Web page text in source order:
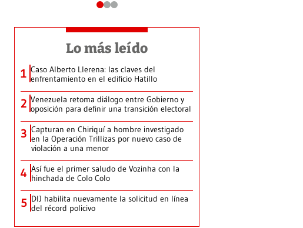
Lo más leído
1 Caso Alberto Llerena: las claves del
enfrentamiento en el edificio Hatillo
2 Venezuela retoma diálogo entre Gobierno y
oposición para definir una transición electoral
3 Capturan en Chiriquí a hombre investigado
en la Operación Trillizas por nuevo caso de
violación a una menor
4 Así fue el primer saludo de Vozinha con la
hinchada de Colo Colo
5 DIJ habilita nuevamente la solicitud en línea
del récord policivo